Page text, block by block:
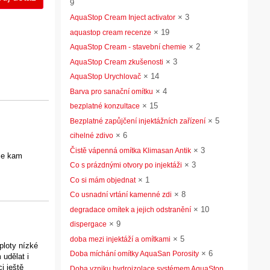
kam
nízké
udělat i
ještě
9
AquaStop Cream Inject activator × 3
aquastop cream recenze × 19
AquaStop Cream - stavební chemie × 2
AquaStop Cream zkušenosti × 3
AquaStop Urychlovač × 14
Barva pro sanační omítku × 4
bezplatné konzultace × 15
Bezplatné zapůjčení injektážních zařízení × 5
cihelné zdivo × 6
Čistě vápenná omítka Klimasan Antik × 3
Co s prázdnými otvory po injektáži × 3
Co si mám objednat× 1
Co usnadní vrtání kamenné zdi × 8
degradace omítek a jejich odstranění × 10
dispergace × 9
doba mezi injektáží a omítkami × 5
Doba míchání omítky AquaSan Porosity × 6